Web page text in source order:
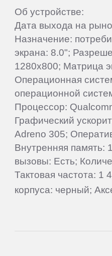
Об устройстве:
Дата выхода на
Назначение:
экрана: 8.0";
1280x800; Матрица
Операционная
операционной
Процессор:
Графический
Adreno 305;
Внутренняя память:
вызовы: Есть;
Тактовая частота: 1
корпуса: черный;
Ritmix
RitzViva
RugGear
Rugtel
Runbo
Samsung
Senseit